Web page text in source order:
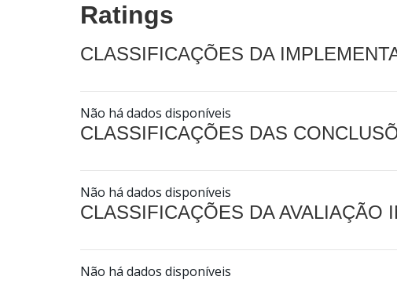
Ratings
CLASSIFICAÇÕES DA
Não há dados disponíveis
CLASSIFICAÇÕES DAS
Não há dados disponíveis
CLASSIFICAÇÕES DA AVALIAÇÃO
Não há dados disponíveis